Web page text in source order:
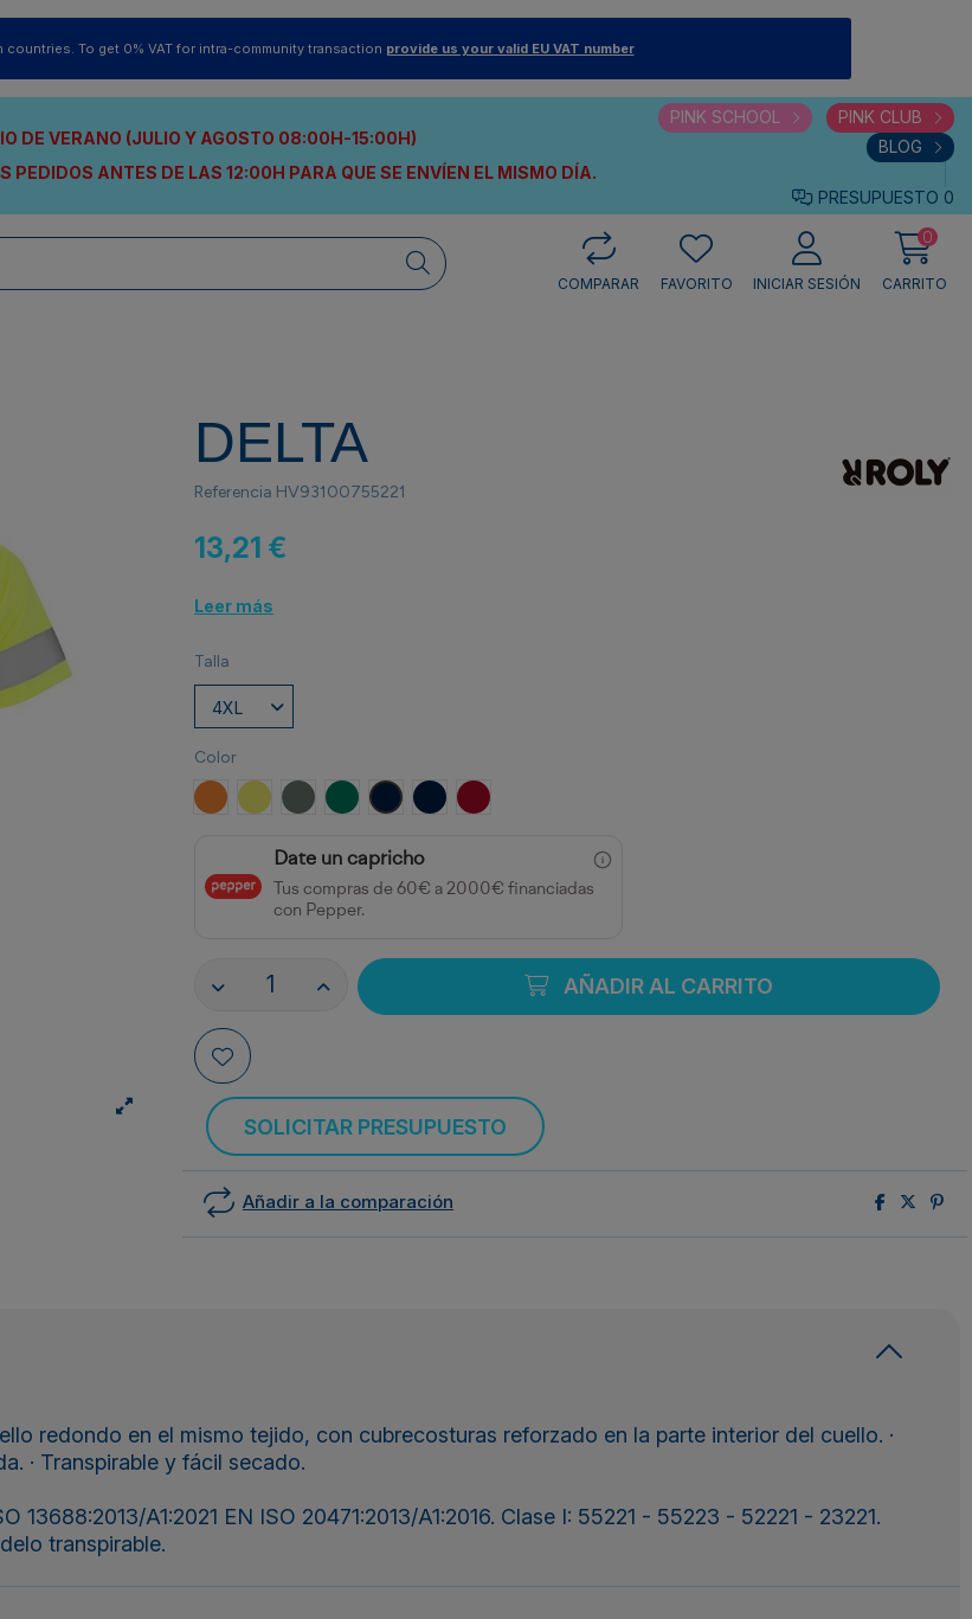
To get 0% VAT for intra-community transaction provide us your valid EU VAT number
DE VERANO (JULIO Y AGOSTO 08:00H-15:00H)
PEDIDOS ANTES DE LAS 12:00H PARA QUE SE ENVÍEN EL MISMO DÍA.
PINK SCHOOL
PINK CLUB
BLOG
PRESUPUESTO 0
COMPARAR
FAVORITO INICIAR SESIÓN
0
CARRITO
DELTA
Referencia HV93100755221
13,21 €
Leer más
Talla
Color
NARANJA FLUOR
AMARILLO FLUOR
PLOMO/AMARILLO FLUOR
VERDE JARDÍN/AMARILLO FLÚOR
MARINO/AMARILLO FLUOR
MARINO/NARANJA FLUOR
ROJO LABORAL/AMARILLO FLÚOR
Date un capricho
Tus compras de 60€ a 2000€ financiadas
con Pepper.
AÑADIR AL CARRITO
SOLICITAR PRESUPUESTO
Añadir a la comparación
redondo en el mismo tejido, con cubrecosturas reforzado en la parte interior del cuello. ·
· Transpirable y fácil secado.
A1:2021 EN ISO 20471:2013/A1:2016. Clase I: 55221 - 55223 - 52221 - 23221.
transpirable.